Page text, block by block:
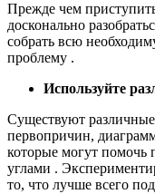
Прежде чем
досконально
собрать всю
проблему .
Используйте
Существуют
первопричин,
которые могут помочь
углами .
то, что лучше всего